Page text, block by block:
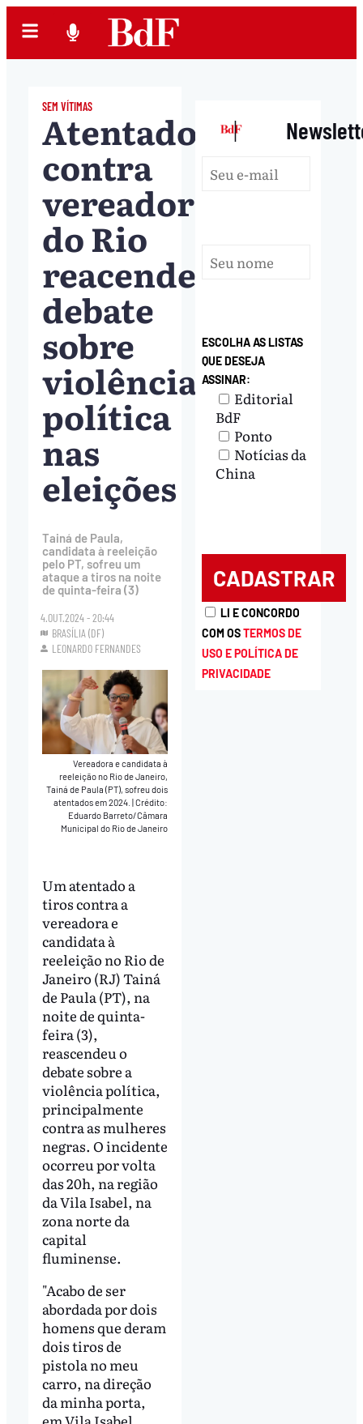
SEM VÍTIMAS
Atentado
contra
vereadora
do Rio
reacende
debate
sobre
violência
política
nas
eleições
Tainá de Paula,
candidata à reeleição
pelo PT, sofreu um
ataque a tiros na noite
de quinta-feira (3)
4.OUT.2024 - 20:44
BRASÍLIA (DF)
LEONARDO FERNANDES
Vereadora e candidata à
reeleição no Rio de Janeiro,
Tainá de Paula (PT), sofreu dois
atentados em 2024.|Crédito:
Eduardo Barreto/Câmara
Municipal do Rio de Janeiro
Um atentado a
tiros contra a
vereadora e
candidata à
reeleição no Rio de
Janeiro (RJ) Tainá
de Paula (PT), na
noite de quinta-
feira (3),
reascendeu o
debate sobre a
violência política,
principalmente
contra as mulheres
negras. O incidente
ocorreu por volta
das 20h, na região
da Vila Isabel, na
zona norte da
capital
fluminense.
"Acabo de ser
abordada por dois
homens que deram
dois tiros de
pistola no meu
carro, na direção
da minha porta,
|
ESCOLHA AS LISTAS
QUE DESEJA
ASSINAR:
Editorial
BdF
Ponto
Notícias da
China
LI E CONCORDO
COM OSTERMOS DE
USO E POLÍTICA DE
PRIVACIDADE